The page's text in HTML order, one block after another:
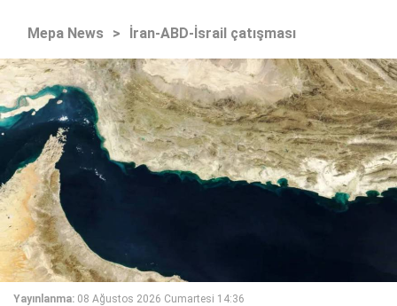
Mepa News > İran-ABD-İsrail çatışması
Yayınlanma: 08 Ağustos 2026 Cumartesi 14:36